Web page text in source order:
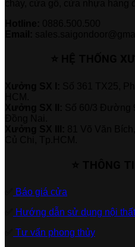
Báo giá cửa
Hướng dẫn sử dụng nội thất
Tư vấn phong thủy